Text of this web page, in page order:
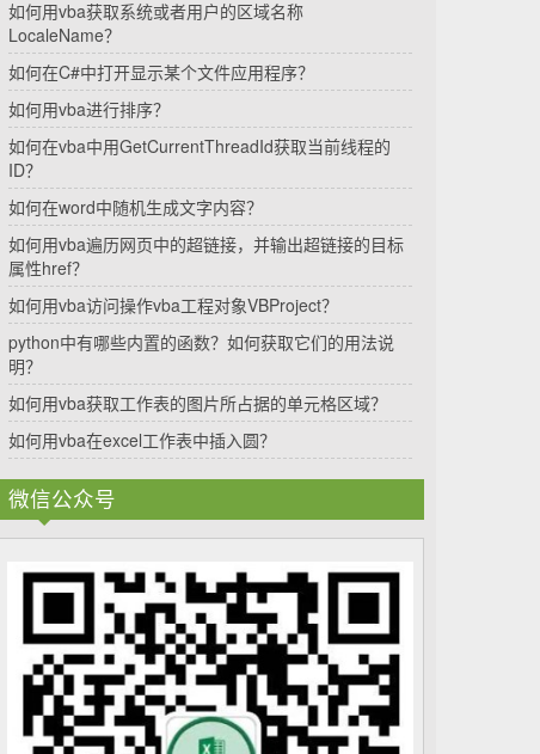
如何用vba获取系统或者用户的区域名称
LocaleName？
如何在C#中打开显示某个文件应用程序？
如何用vba进行排序？
如何在vba中用GetCurrentThreadId获取当前线程的
ID？
如何在word中随机生成文字内容？
如何用vba遍历网页中的超链接，并输出超链接的目标
属性href？
如何用vba访问操作vba工程对象VBProject？
python中有哪些内置的函数？如何获取它们的用法说
明？
如何用vba获取工作表的图片所占据的单元格区域？
如何用vba在excel工作表中插入圆？
微信公众号